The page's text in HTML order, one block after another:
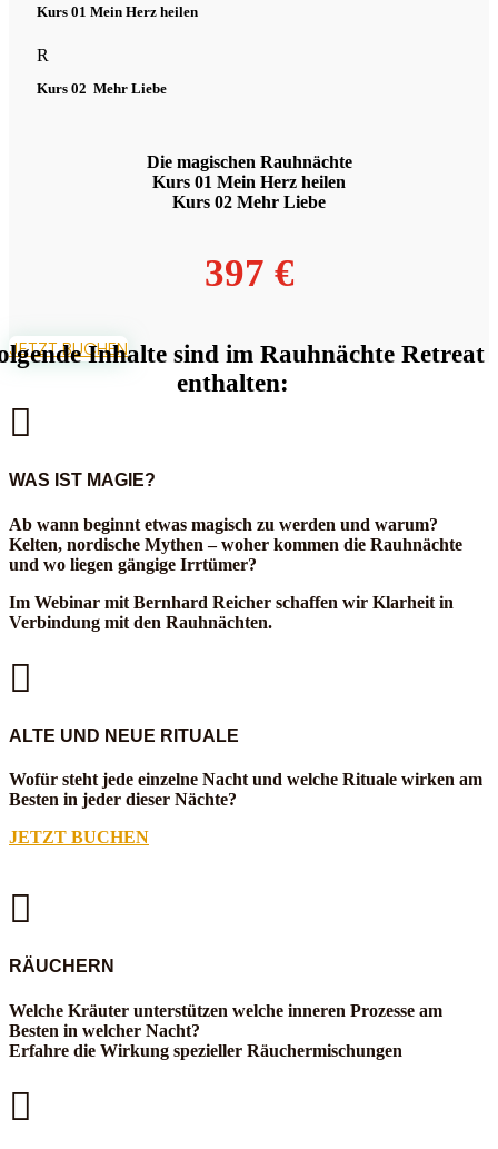
Kurs 01 Mein Herz heilen
R
Kurs 02 Mehr Liebe
Die magischen Rauhnächte
Kurs 01 Mein Herz heilen
Kurs 02 Mehr Liebe
397 €
JETZT BUCHENInhalte sind im Rauhnächte Retreat
enthalten:

WAS IST MAGIE?
Ab wann beginnt etwas magisch zu werden und warum?
Kelten, nordische Mythen – woher kommen die Rauhnächte
und wo liegen gängige Irrtümer?
Im Webinar mit Bernhard Reicher schaffen wir Klarheit in
Verbindung mit den Rauhnächten.

ALTE UND NEUE RITUALE
Wofür steht jede einzelne Nacht und welche Rituale wirken am
Besten in jeder dieser Nächte?
JETZT BUCHEN

RÄUCHERN
Welche Kräuter unterstützen welche inneren Prozesse am
Besten in welcher Nacht?
Erfahre die Wirkung spezieller Räuchermischungen
